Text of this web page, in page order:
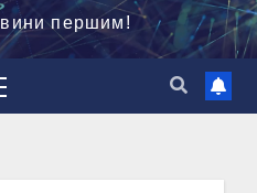
першим!